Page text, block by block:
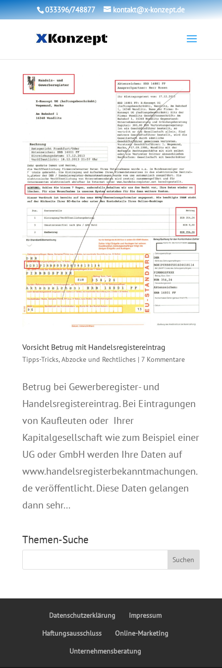
033396/748877 kontakt@x-konzept.de
Vorsicht Betrug mit Handelsregistereintrag
Tipps-Tricks, Abzocke und Rechtliches| 7 Kommentare
Betrug bei Gewerberegister- und
Handelsregistereintrag. Bei Eintragungen
von Kaufleuten oder Ihrer
Kapitalgesellschaft wie zum Beispiel einer
UG oder GmbH werden Ihre Daten auf
www.handelsregisterbekanntmachungen.
de veröffentlicht. Diese Daten gelangen
dann sehr...
Themen-Suche
Datenschutzerklärung
Impressum
Haftungsausschluss
Online-Marketing
Unternehmensberatung